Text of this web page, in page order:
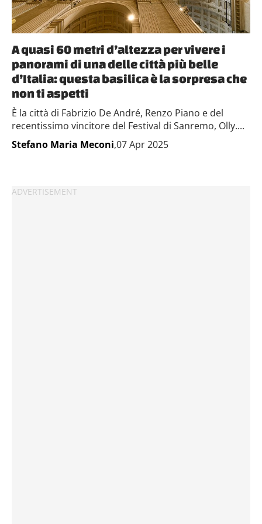
raccolto dal tuo utilizzo dei loro servizi.
A quasi 60 metri d’altezza per vivere i
panorami di una delle città più belle
d’Italia: questa basilica è la sorpresa che
non ti aspetti
È la città di Fabrizio De André, Renzo Piano e del
recentissimo vincitore del Festival di Sanremo, Olly....
Stefano Maria Meconi,07 Apr 2025